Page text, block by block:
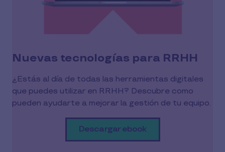
Nuevas tecnologías para RRHH
¿Estás al día de todas las herramientas digitales
que puedes utilizar en RRHH? Descubre como
pueden ayudarte a mejorar la gestión de tu equipo.
Descargar ebook